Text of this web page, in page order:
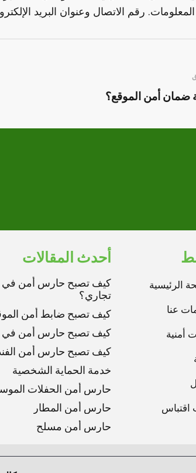
رقم الاتصال وعنوان البريد
ضمان أمن الموقع؟
الرئيسية
عنا
أمنية
اقتباس
أحدث المقالات
كيف تصبح حارس أمن في
تجاري؟
كيف تصبح ضابط أمن
كيف تصبح حارس أمن في
كيف تصبح حارس أمن
خدمة الحماية الشخصية
حارس أمن الحفلات
حارس أمن المطار
حارس أمن مسلح